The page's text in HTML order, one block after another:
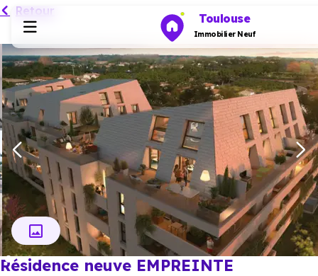
Toulouse
Immobilier Neuf
Programmes neufs
Habiter
Investir
Actualités
Ressources
Retour
Résidence neuve EMPREINTE